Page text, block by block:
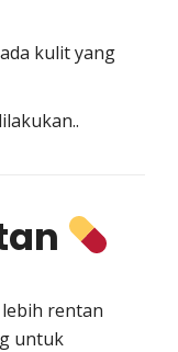
kulit yang
rentan
untuk